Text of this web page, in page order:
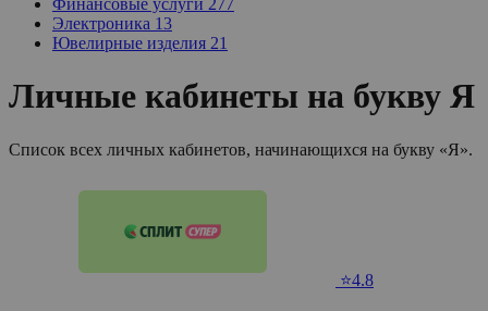
Финансовые услуги 277
Электроника 13
Ювелирные изделия 21
Личные кабинеты на букву Я
Список всех личных кабинетов, начинающихся на букву «Я».
⭐4.8